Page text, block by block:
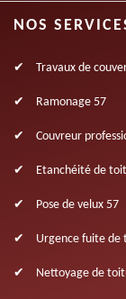
NOS
Travaux de
Ramonage 57
Couvreur
Etanchéité de
Pose de velux 57
Urgence fuite de
Nettoyage de